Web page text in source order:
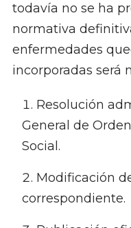
todavía no se ha
normativa
enfermedades
incorporadas será
Resolución
General de
Social.
Modificación
correspondiente.